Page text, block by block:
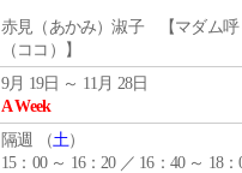
赤見（あかみ）淑子 【マダム呼
（ココ）】
9月 19日 ～ 11月 28日
A Week
隔週 （土）
15：00 ～ 16：20 ／ 16：40 ～ 18：